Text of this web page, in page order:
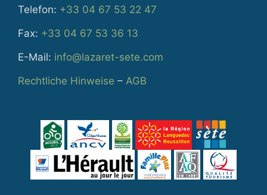
Telefon: +33 04 67 53 22 47
Fax: +33 04 67 53 36 13
E-Mail: info@lazaret-sete.com
Rechtliche Hinweise – AGB